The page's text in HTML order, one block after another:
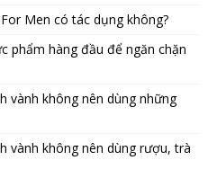
Men có tác dụng không?
phẩm hàng đầu để ngăn chặn
vành không nên dùng những
vành không nên dùng rượu, trà